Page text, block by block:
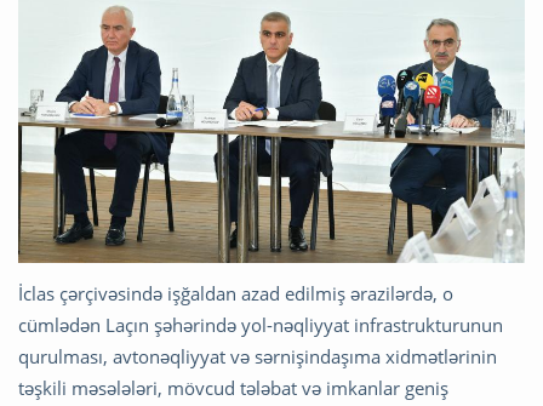
İclas çərçivəsində işğaldan azad edilmiş ərazilərdə, o
cümlədən Laçın şəhərində yol-nəqliyyat infrastrukturunun
qurulması, avtonəqliyyat və sərnişindaşıma xidmətlərinin
təşkili məsələləri, mövcud tələbat və imkanlar geniş